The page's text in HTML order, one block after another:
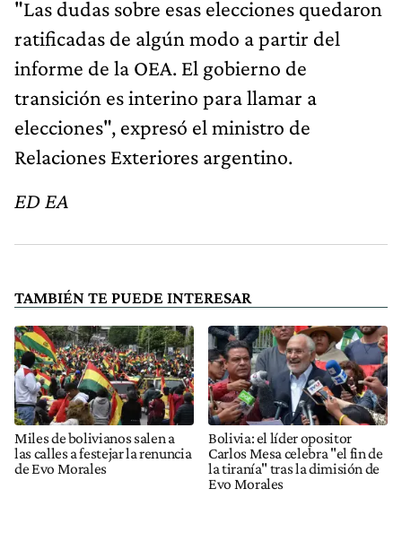
"Las dudas sobre esas elecciones quedaron
ratificadas de algún modo a partir del
informe de la OEA. El gobierno de
transición es interino para llamar a
elecciones", expresó el ministro de
Relaciones Exteriores argentino.
ED EA
TAMBIÉN TE PUEDE INTERESAR
Miles de bolivianos salen a
las calles a festejar la renuncia
de Evo Morales
Bolivia: el líder opositor
Carlos Mesa celebra "el fin de
la tiranía" tras la dimisión de
Evo Morales